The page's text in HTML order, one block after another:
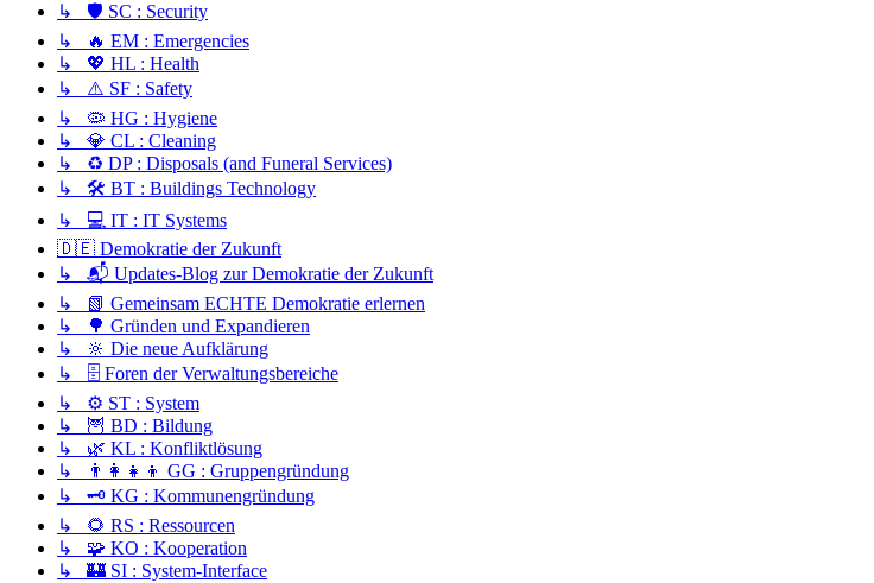
↳ 🛡️ SC : Security
↳ 🔥 EM : Emergencies
↳ 💖 HL : Health
↳ ⚠️ SF : Safety
↳ 🦠 HG : Hygiene
↳ 💎 CL : Cleaning
↳ ♻️ DP : Disposals (and Funeral Services)
↳ 🛠️ BT : Buildings Technology
↳ 💻 IT : IT Systems
🇩🇪 Demokratie der Zukunft
↳ 📬 Updates-Blog zur Demokratie der Zukunft
↳ 📗 Gemeinsam ECHTE Demokratie erlernen
↳ 🌳 Gründen und Expandieren
↳ 🔆 Die neue Aufklärung
↳ 🗄️ Foren der Verwaltungsbereiche
↳ ⚙️ ST : System
↳ 🦉 BD : Bildung
↳ 🌿 KL : Konfliktlösung
↳ 👨‍👩‍👧‍👦 GG : Gruppengründung
↳ 🗝️ KG : Kommunengründung
↳ 🌻 RS : Ressourcen
↳ 🧩 KO : Kooperation
↳ 🏰 SI : System-Interface